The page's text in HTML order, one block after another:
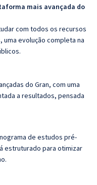
mais avançada do
com todos os recursos
, uma evolução completa na
do Gran, com uma
a resultados, pensada
de estudos pré-
estruturado para otimizar